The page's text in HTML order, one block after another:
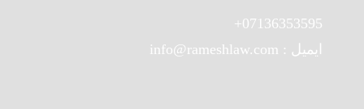
07136353595+
ایمیل : info@rameshlaw.com